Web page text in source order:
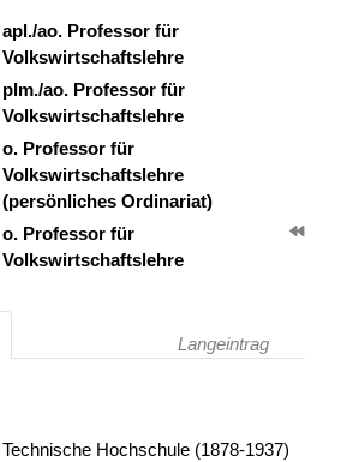
apl./ao. Professor für
Volkswirtschaftslehre
plm./ao. Professor für
Volkswirtschaftslehre
o. Professor für
Volkswirtschaftslehre
(persönliches Ordinariat)
o. Professor für
Volkswirtschaftslehre
Langeintrag
Technische Hochschule (1878-1937)